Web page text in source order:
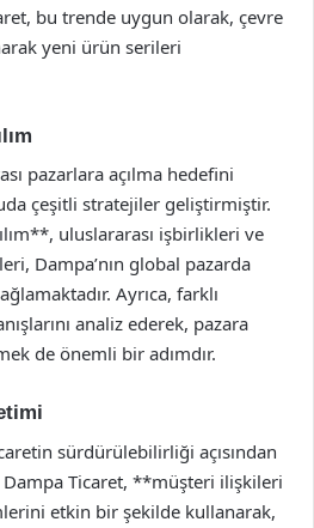
bu trende uygun olarak, çevre
yeni ürün serileri
pazarlara açılma hedefini
çeşitli stratejiler geliştirmiştir.
uluslararası işbirlikleri ve
Dampa’nın global pazarda
Ayrıca, farklı
analiz ederek, pazara
de önemli bir adımdır.
sürdürülebilirliği açısından
Ticaret, **müşteri ilişkileri
etkin bir şekilde kullanarak,